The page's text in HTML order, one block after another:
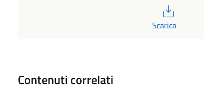
Scarica
Contenuti correlati